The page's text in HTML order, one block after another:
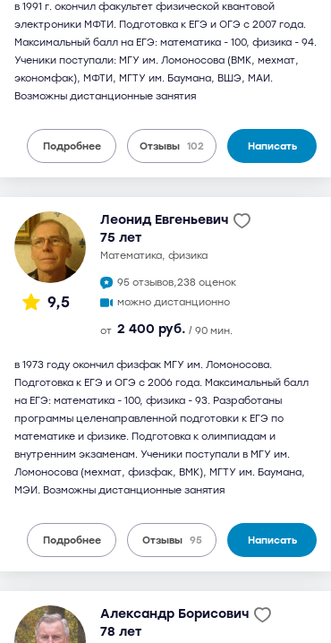
в 1991 г. окончил факультет физической квантовой
электроники МФТИ. Подготовка к ЕГЭ и ОГЭ с 2007 года.
Максимальный балл на ЕГЭ: математика - 100, физика - 94.
Ученики поступали: МГУ им. Ломоносова (ВМК, мехмат,
экономфак), МФТИ, МГТУ им. Баумана, ВШЭ, МАИ.
Возможны дистанционные занятия
Подробнее Отзывы 102 Написать
9,5
Леонид Евгеньевич
75 лет
математика, физика
95 отзывов,238 оценок
можно дистанционно
от 2 400 руб. / 90 мин.
в 1973 году окончил физфак МГУ им. Ломоносова.
Подготовка к ЕГЭ и ОГЭ с 2006 года. Максимальный балл
на ЕГЭ: математика - 100, физика - 93. Разработаны
программы целенаправленной подготовки к ЕГЭ по
математике и физике. Подготовка к олимпиадам и
внутренним экзаменам. Ученики поступали в МГУ им.
Ломоносова (мехмат, физфак, ВМК), МГТУ им. Баумана,
МЭИ. Возможны дистанционные занятия
Подробнее Отзывы 95 Написать
Александр Борисович
78 лет